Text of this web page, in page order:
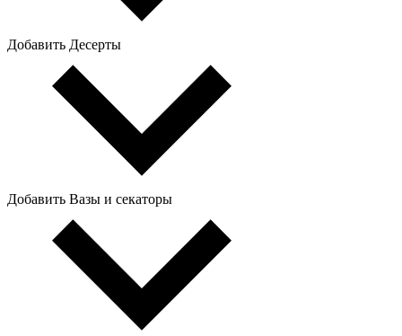
Добавить Десерты
Добавить Вазы и секаторы